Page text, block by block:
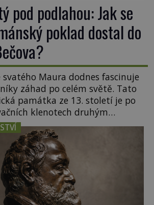
pod podlahou: Jak se
poklad dostal do
Maura dodnes fascinuje
záhad po celém světě. Tato
památka ze 13. století je po
klenotech druhým
majetkem v České
byl klenot v roce 1985 po
kriminalistů úspěšně
stále obestírá hustá mlha.
se tato […]